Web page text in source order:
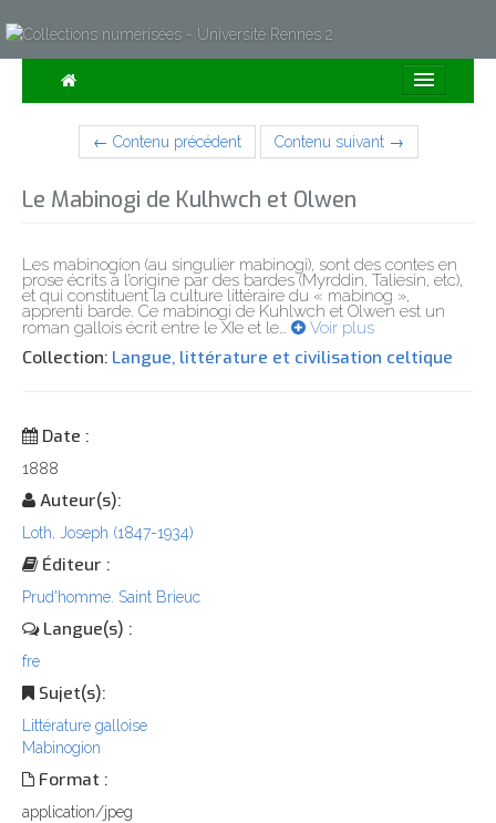
Consulter
Sur la Carte
Expositions
À propos
Recherche avancée
← Contenu précédent Contenu suivant →
Le Mabinogi de Kulhwch et Olwen
Les mabinogion (au singulier mabinogi), sont des contes en
prose écrits à l’origine par des bardes (Myrddin, Taliesin, etc),
et qui constituent la culture littéraire du « mabinog »,
apprenti barde. Ce mabinogi de Kuhlwch et Olwen est un
roman gallois écrit entre le XIe et le… Voir plus
Collection: Langue, littérature et civilisation celtique
Date :
1888
Auteur(s):
Loth, Joseph (1847-1934)
Éditeur :
Prud'homme. Saint Brieuc
Langue(s) :
fre
Sujet(s):
Littérature galloise
Mabinogion
Format :
application/jpeg